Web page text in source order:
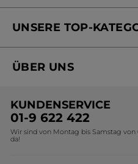
Online Preisliste
Versandhandel Preisliste
UNSERE TOP-
Black Friday Yves Rocher
Geschenkideen Yves Rocher
Kollektion Monoi Yves
ÜBER UNS
Umweltstiftung YR
Affiliate Programm
KUNDENSERVICE
01-9 622 422
Wir sind von Montag bis Samstag
da!